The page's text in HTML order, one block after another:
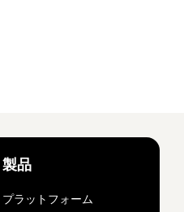
製品
プラットフォーム